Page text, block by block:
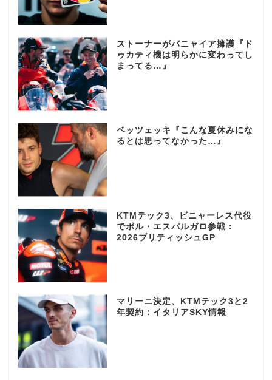
ストーナーがバニャイア擁護『ド
ゥカティ機は明らかに変わってし
まってる…』
ベッツェッキ『こんな夏休みにな
るとは思ってなかった…』
KTMテック3、ビニャーレス代役
でポル・エスパルガロ参戦：
2026ブリティッシュGP
マリーニ決定、KTMテック3と2
年契約：イタリアSKY情報